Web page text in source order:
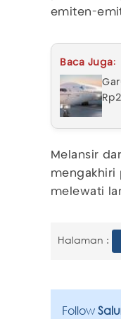
emiten-
Baca Juga:
Melansir
mengakhiri
melewati
Halaman :
Follow